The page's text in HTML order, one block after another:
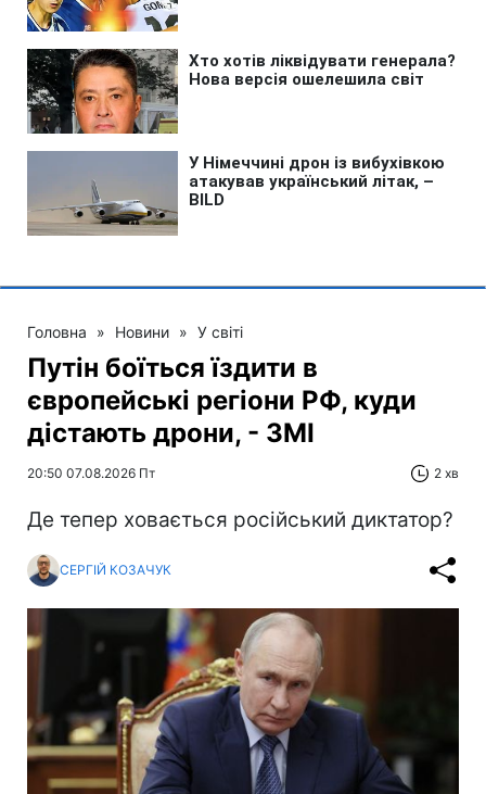
Головна » Новини » У світі
Путін боїться їздити в
європейські регіони РФ, куди
дістають дрони, - ЗМІ
20:50 07.08.2026 Пт 2 хв
Де тепер ховається російський диктатор?
СЕРГІЙ КОЗАЧУК